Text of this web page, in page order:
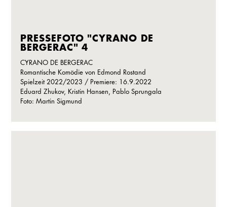
PRESSEFOTO "CYRANO DE
BERGERAC" 4
CYRANO DE BERGERAC
Romantische Komödie von Edmond Rostand
Spielzeit 2022/2023 / Premiere: 16.9.2022
Eduard Zhukov, Kristin Hansen, Pablo Sprungala
Foto: Martin Sigmund